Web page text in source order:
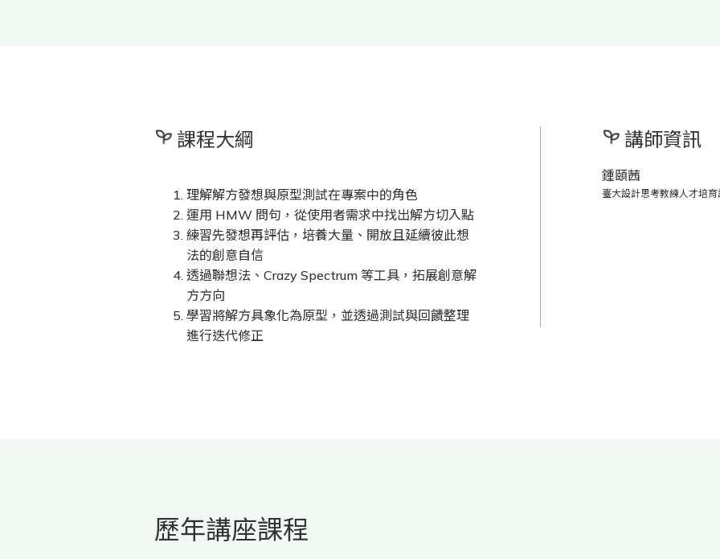
課程大綱
理解解方發想與原型測試在專案中的角色
運用 HMW 問句，從使用者需求中找出解方切入點
練習先發想再評估，培養大量、開放且延續彼此想
法的創意自信
透過聯想法、Crazy Spectrum 等工具，拓展創意解
方方向
學習將解方具象化為原型，並透過測試與回饋整理
進行迭代修正
講師資訊
鍾頤茜
臺大設計思考教練人才培育
歷年講座課程